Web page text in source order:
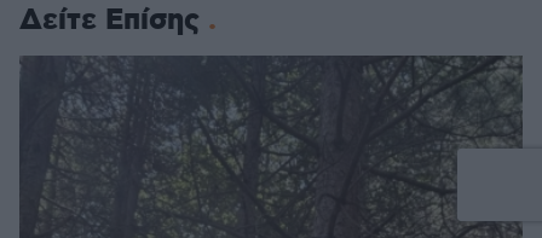
Δείτε Επίσης